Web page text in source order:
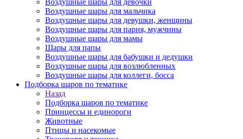
Воздушные шары для девочки
Воздушные шары для мальчика
Воздушные шары для девушки, женщины
Воздушные шары для парня, мужчины
Воздушные шары для мамы
Шары для папы
Воздушные шары для бабушки и дедушки
Воздушные шары для возлюбленных
Воздушные шары для коллеги, босса
Подборка шаров по тематике
Назад
Подборка шаров по тематике
Принцессы и единороги
Животные
Птицы и насекомые